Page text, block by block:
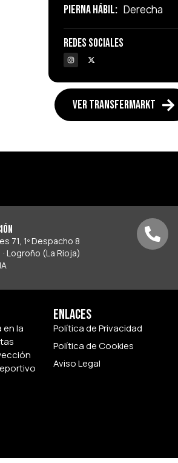
Pierna Hábil: Derecha
Redes Sociales
VER TRANSFERMARKT
71, 1º Despacho 8
Logroño (La Rioja)
en la
Enlaces
Política de Privacidad
Política de Cookies
Aviso Legal